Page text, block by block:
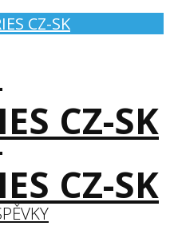
CZ-SK